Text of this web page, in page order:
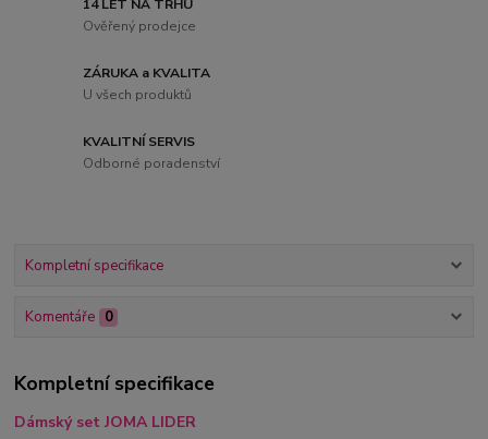
14 LET NA TRHU
Ověřený prodejce
ZÁRUKA a KVALITA
U všech produktů
KVALITNÍ SERVIS
Odborné poradenství
Kompletní specifikace
Komentáře 0
Kompletní specifikace
Dámský set JOMA LIDER